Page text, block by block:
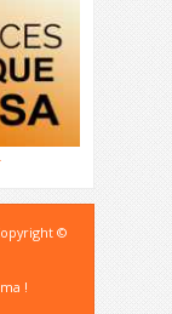
©
!